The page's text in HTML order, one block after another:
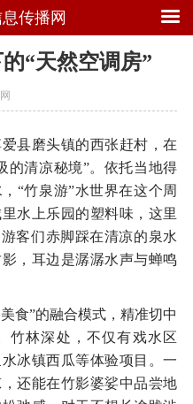
传播网
“天然空调房”
磨头镇的西张赶村，在
的清凉秘境”。依托当地得
“竹泉游”水世界在这个周
水上乐园的塑料味，这里
客们赤脚踩在清凉的泉水
，耳边是潺潺水声与蝉鸣
”的融合模式，精准切中
竹林深处，不仅有戏水区
冰镇西瓜等体验项目。一
还能在竹影婆娑中品尝地